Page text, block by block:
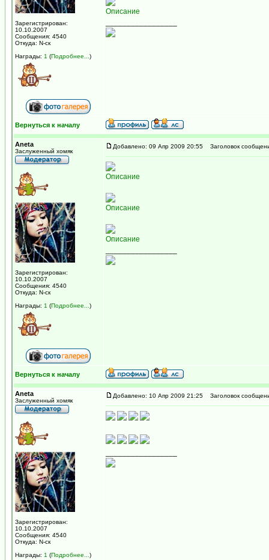
Зарегистрирован:
10.10.2007
Сообщения: 4540
Откуда: N-ск
Награды: 1 (Подробнее... )
Описание
Вернуться к началу
Aneta
Заслуженный хомяк
Зарегистрирован:
10.10.2007
Сообщения: 4540
Откуда: N-ск
Награды: 1 (Подробнее... )
Добавлено: 09 Апр 2009 20:55 Заголовок
Описание
Описание
Описание
Вернуться к началу
Aneta
Заслуженный хомяк
Зарегистрирован:
10.10.2007
Сообщения: 4540
Откуда: N-ск
Награды: 1 (Подробнее... )
Добавлено: 10 Апр 2009 21:25 Заголовок